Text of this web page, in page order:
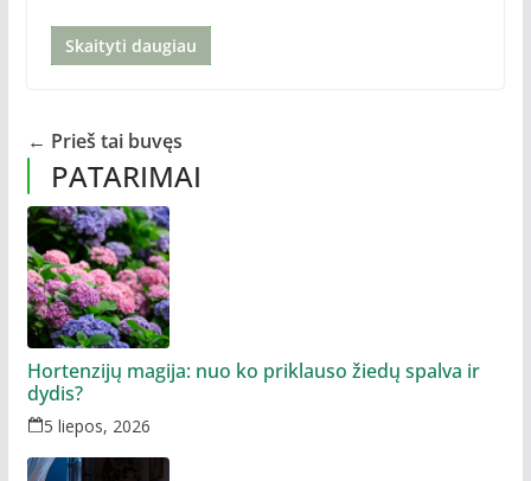
Skaityti daugiau
← Prieš tai buvęs
PATARIMAI
Hortenzijų magija: nuo ko priklauso žiedų spalva ir
dydis?
5 liepos, 2026